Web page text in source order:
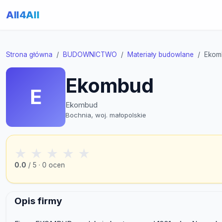
All4All
Strona główna BUDOWNICTWO Materiały budowlane
E Ekombud
Ekombud
Bochnia, woj. małopolskie
★ ★ ★ ★ ★
0.0 / 5 · 0 ocen
Opis firmy